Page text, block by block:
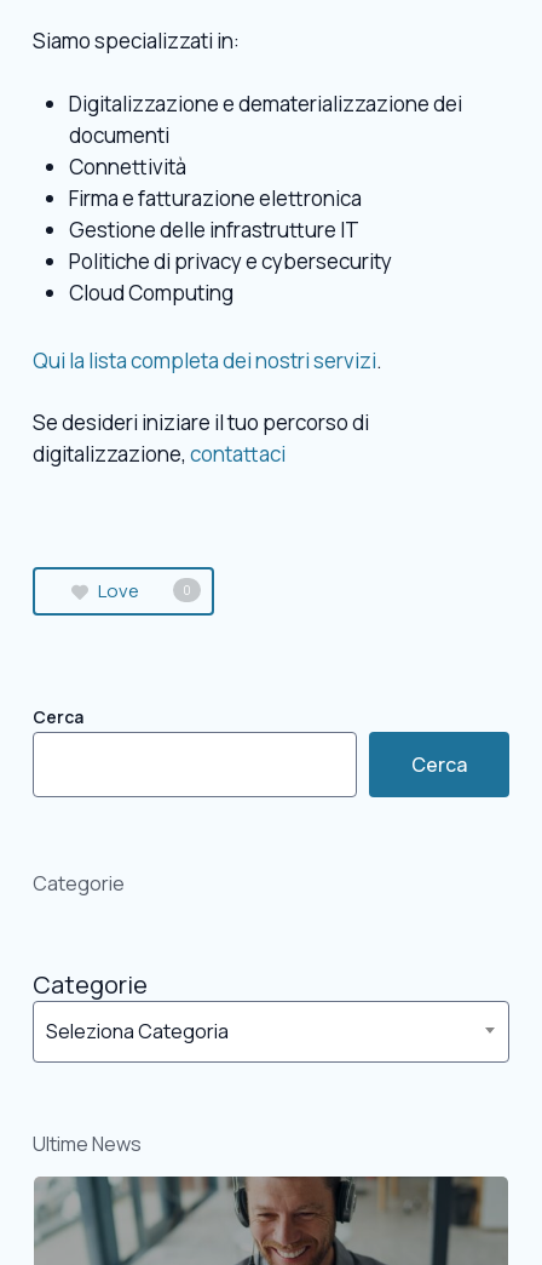
Siamo specializzati in:
Digitalizzazione e dematerializzazione dei
documenti
Connettività
Firma e fatturazione elettronica
Gestione delle infrastrutture IT
Politiche di privacy e cybersecurity
Cloud Computing
Qui la lista completa dei nostri servizi.
Se desideri iniziare il tuo percorso di
digitalizzazione, contattaci
Love 0
Cerca
Cerca
Categorie
Categorie
Seleziona Categoria
Ultime News